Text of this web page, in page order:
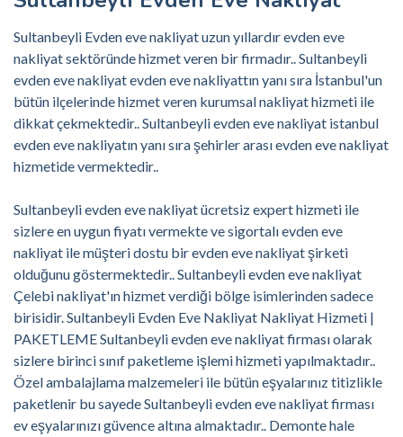
Sultanbeyli Evden eve nakliyat uzun yıllardır evden eve
nakliyat sektöründe hizmet veren bir firmadır.. Sultanbeyli
evden eve nakliyat evden eve nakliyattın yanı sıra İstanbul'un
bütün ilçelerinde hizmet veren kurumsal nakliyat hizmeti ile
dikkat çekmektedir.. Sultanbeyli evden eve nakliyat istanbul
evden eve nakliyatın yanı sıra şehirler arası evden eve nakliyat
hizmetide vermektedir..
Sultanbeyli evden eve nakliyat ücretsiz expert hizmeti ile
sizlere en uygun fiyatı vermekte ve sigortalı evden eve
nakliyat ile müşteri dostu bir evden eve nakliyat şirketi
olduğunu göstermektedir.. Sultanbeyli evden eve nakliyat
Çelebi nakliyat'ın hizmet verdiği bölge isimlerinden sadece
birisidir. Sultanbeyli Evden Eve Nakliyat Nakliyat Hizmeti |
PAKETLEME Sultanbeyli evden eve nakliyat firması olarak
sizlere birinci sınıf paketleme işlemi hizmeti yapılmaktadır..
Özel ambalajlama malzemeleri ile bütün eşyalarınız titizlikle
paketlenir bu sayede Sultanbeyli evden eve nakliyat firması
ev eşyalarınızı güvence altına almaktadır.. Demonte hale